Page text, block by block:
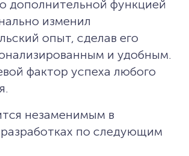
дополнительной функцией
изменил
опыт, сделав его
и удобным.
фактор успеха любого
незаменимым в
по следующим